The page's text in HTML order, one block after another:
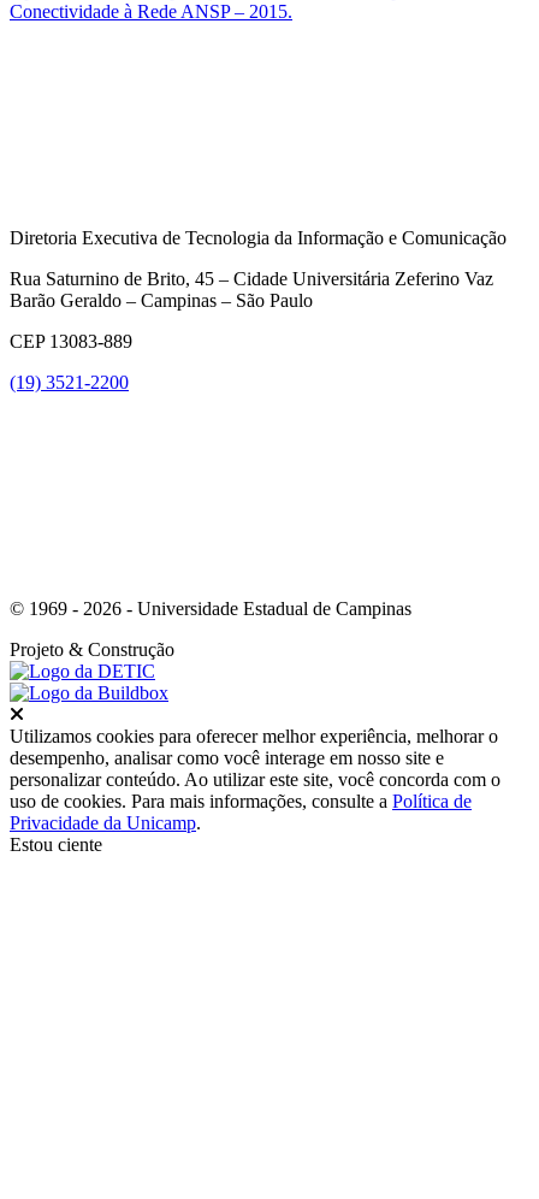
Conectividade à Rede ANSP – 2015.
Diretoria Executiva de Tecnologia da Informação e Comunicação
Rua Saturnino de Brito, 45 – Cidade Universitária Zeferino Vaz
Barão Geraldo – Campinas – São Paulo
CEP 13083-889
(19) 3521-2200
© 1969 - 2026 - Universidade Estadual de Campinas
Projeto & Construção
Utilizamos cookies para oferecer melhor experiência, melhorar o
desempenho, analisar como você interage em nosso site e
personalizar conteúdo. Ao utilizar este site, você concorda com o
uso de cookies. Para mais informações, consulte a Política de
Privacidade da Unicamp.
Estou ciente